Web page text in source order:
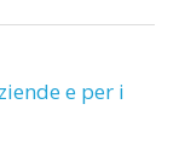
e per i